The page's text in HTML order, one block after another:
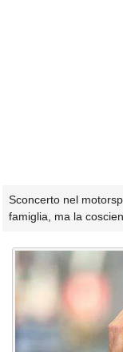
Sconcerto nel
famiglia, ma la